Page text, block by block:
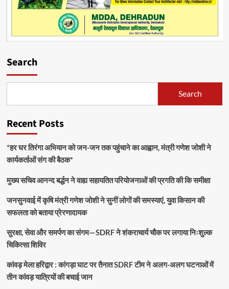
Search
Search
Recent Posts
*हर घर तिरंगा अभियान को जन-जन तक पहुंचाने का आह्वान, मंत्री गणेश जोशी ने
कार्यकर्ताओं संग की बैठक*
मुख्य सचिव आनन्द बर्द्धन ने वाह्य सहायतित परियोजनाओं की प्रगति की कि समीक्षा
जनसुनवाई में कृषि मंत्री गणेश जोशी ने सुनीं लोगों की समस्याएं, युवा किसान की
सफलता को बताया प्रेरणादायक
सुरक्षा, सेवा और समर्पण का संगम—SDRF ने शंकराचार्य चौक पर लगाया निःशुल्क
चिकित्सा शिविर
कांवड़ मेला हरिद्वार : कांगड़ा घाट पर तैनात SDRF टीम ने अलग-अलग घटनाओं में
तीन कांवड़ यात्रियों की बचाई जान